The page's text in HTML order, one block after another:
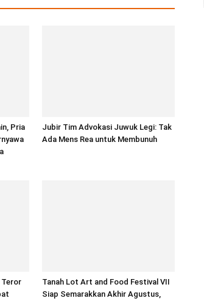
Pria
Jubir Tim Advokasi Juwuk Legi: Tak
Ada Mens Rea untuk Membunuh
Teror
Tanah Lot Art and Food Festival VII
Siap Semarakkan Akhir Agustus,